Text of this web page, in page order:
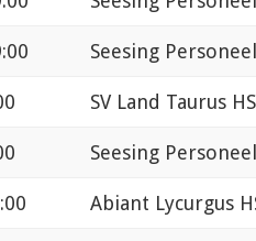
Seesing
SV Land Taurus
Seesing
Abiant Lycurgus